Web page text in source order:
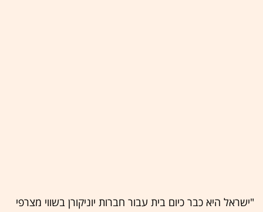
"ישראל היא כבר כיום בית עבור חברות יוניקורן בשווי מצרפי